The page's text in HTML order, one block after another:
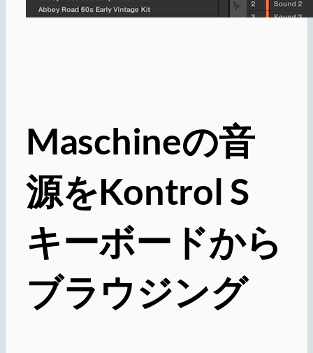
Maschineの音
源をKontrol S
キーボードから
ブラウジング